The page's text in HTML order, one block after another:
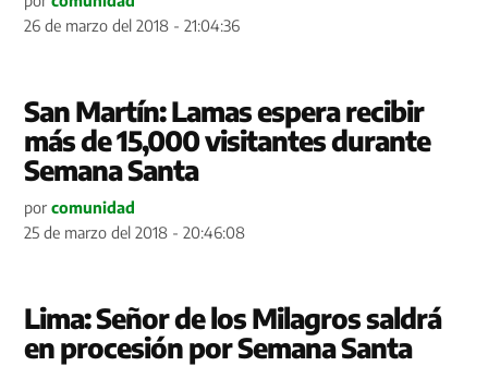
26 de marzo del 2018 - 21:04:36
San Martín: Lamas espera recibir
más de 15,000 visitantes durante
Semana Santa
por comunidad
25 de marzo del 2018 - 20:46:08
Lima: Señor de los Milagros saldrá
en procesión por Semana Santa